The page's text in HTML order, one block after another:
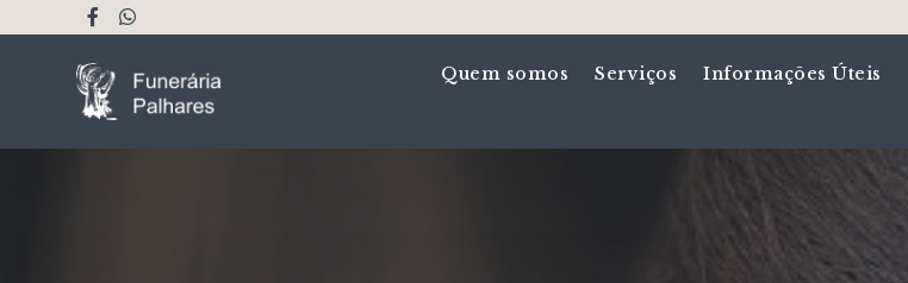
Quem somos Serviços Informações Úteis